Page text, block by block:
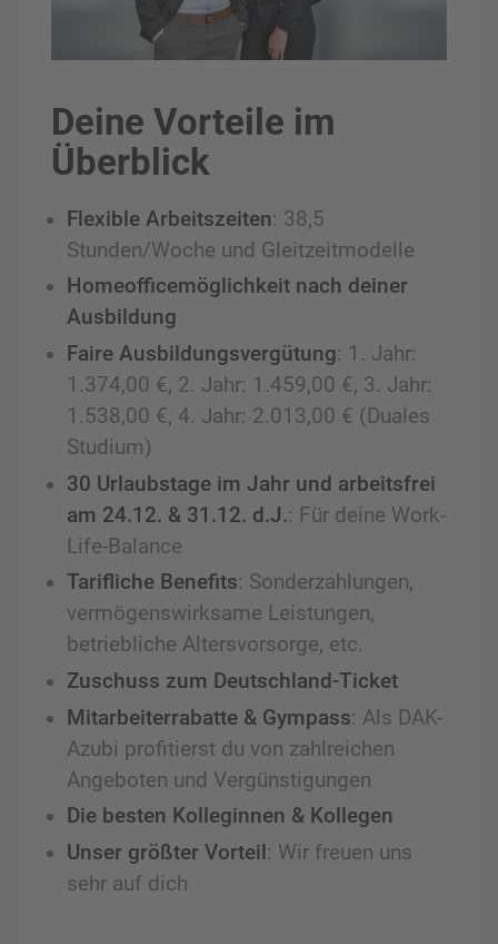
Deine Vorteile im
Überblick
Flexible Arbeitszeiten: 38,5
Stunden/Woche und Gleitzeitmodelle
Homeofficemöglichkeit nach deiner
Ausbildung
Faire Ausbildungsvergütung: 1. Jahr:
1.374,00 €, 2. Jahr: 1.459,00 €, 3. Jahr:
1.538,00 €, 4. Jahr: 2.013,00 € (Duales
Studium)
30 Urlaubstage im Jahr und arbeitsfrei
am 24.12. & 31.12. d.J.: Für deine Work-
Life-Balance
Tarifliche Benefits: Sonderzahlungen,
vermögenswirksame Leistungen,
betriebliche Altersvorsorge, etc.
Zuschuss zum Deutschland-Ticket
Mitarbeiterrabatte & Gympass: Als DAK-
Azubi profitierst du von zahlreichen
Angeboten und Vergünstigungen
Die besten Kolleginnen & Kollegen
Unser größter Vorteil : Wir freuen uns
sehr auf dich